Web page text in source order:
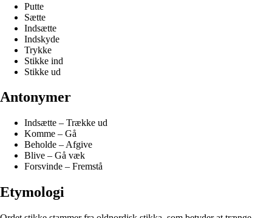
Putte
Sætte
Indsætte
Indskyde
Trykke
Stikke ind
Stikke ud
Antonymer
Indsætte – Trække ud
Komme – Gå
Beholde – Afgive
Blive – Gå væk
Forsvinde – Fremstå
Etymologi